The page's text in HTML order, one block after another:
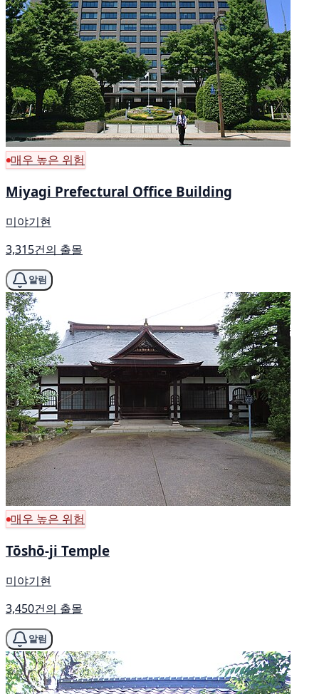
매우 높은 위험
Miyagi Prefectural Office Building
미야기현
3,315건의 출몰
알림
매우 높은 위험
Tōshō-ji Temple
미야기현
3,450건의 출몰
알림